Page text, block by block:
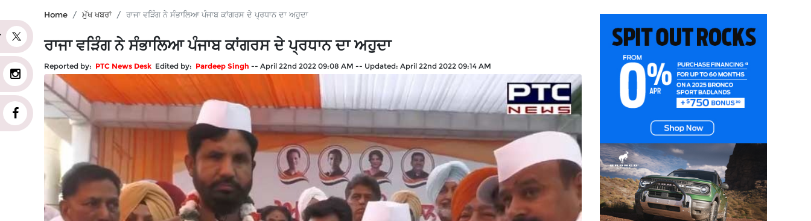
Home ਮੁੱਖ ਖਬਰਾਂ ਰਾਜਾ ਵੜਿੰਗ ਨੇ ਸੰਭਾਲਿਆ ਪੰਜਾਬ ਕਾਂਗਰਸ ਦੇ ਪ੍ਰਧਾਨ ਦਾ ਅਹੁਦਾ
ਰਾਜਾ ਵੜਿੰਗ ਨੇ ਸੰਭਾਲਿਆ ਪੰਜਾਬ ਕਾਂਗਰਸ ਦੇ ਪ੍ਰਧਾਨ ਦਾ ਅਹੁਦਾ
Reported by: PTC News Desk Edited by: Pardeep Singh -- April 22nd 2022 09:08 AM -- Updated: April 22nd 2022 09:14 AM